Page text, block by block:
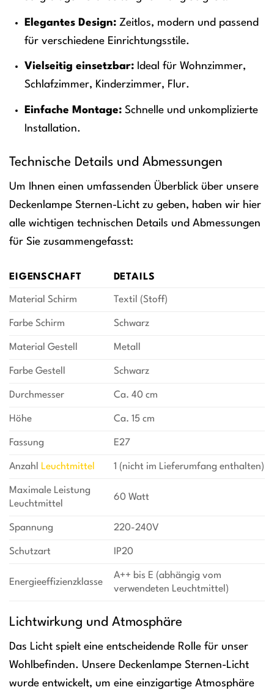
Elegantes Design:Zeitlos, modern und passend
für verschiedene Einrichtungsstile.
Vielseitig einsetzbar:Ideal für Wohnzimmer,
Schlafzimmer, Kinderzimmer, Flur.
Einfache Montage:Schnelle und unkomplizierte
Installation.
Technische Details und Abmessungen
Um Ihnen einen umfassenden Überblick über unsere
Deckenlampe Sternen-Licht zu geben, haben wir hier
alle wichtigen technischen Details und Abmessungen
für Sie zusammengefasst:
EIGENSCHAFT DETAILS
Material Schirm Textil (Stoff)
Farbe Schirm Schwarz
Material Gestell Metall
Farbe Gestell Schwarz
Durchmesser Ca. 40 cm
Höhe Ca. 15 cm
Fassung E27
Anzahl Leuchtmittel 1 (nicht im Lieferumfang enthalten)
Maximale Leistung
Leuchtmittel
60 Watt
Spannung 220-240V
Schutzart IP20
Energieeffizienzklasse
A++ bis E (abhängig vom
verwendeten Leuchtmittel)
Lichtwirkung und Atmosphäre
Das Licht spielt eine entscheidende Rolle für unser
Wohlbefinden. Unsere Deckenlampe Sternen-Licht
wurde entwickelt, um eine einzigartige Atmosphäre